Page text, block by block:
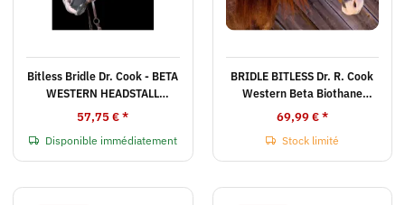
Bitless Bridle Dr. Cook - BETA
WESTERN HEADSTALL
(without reins)
57,75 €*
Disponible immédiatement
BRIDLE BITLESS Dr. R. Cook
Western Beta Biothane
DELUX (sans rênes)
69,99 €*
Stock limité